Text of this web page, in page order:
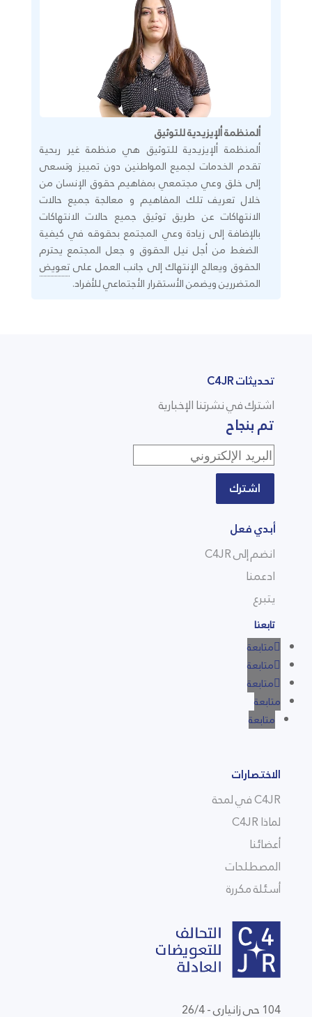
ألمنظمة ألإيزيدية للتوثيق
ألمنظمة ألإيزيدية للتوثيق هي منظمة غير ربحية
تقدم الخدمات لجميع المواطنين دون تمييز وتسعى
إلى خلق وعي مجتمعي بمفاهيم حقوق الإنسان من
خلال تعريف تلك المفاهيم و معالجة جميع حالات
الانتهاكات عن طريق توثيق جميع حالات الانتهاكات
بالإضافة إلى زيادة وعي المجتمع بحقوقه في كيفية
الضغط من أجل نيل الحقوق و جعل المجتمع يحترم
الحقوق ويعالج الإنتهاك إلى جانب العمل علىتعويض
المتضررين ويضمن الأستقرار الأجتماعي للأفراد.
تحديثات C4JR
اشترك في نشرتنا الإخبارية
تم بنجاح
اشترك
أبدي فعل
انضم إلى C4JR
ادعمنا
يتبرع
تابعنا
متابعة
متابعة
متابعة
متابعة
متابعة
الاختصارات
C4JR في لمحة
لماذا C4JR
أعضائنا
المصطلحات
أسئلة مكررة
104 حي زانياري - 26/4